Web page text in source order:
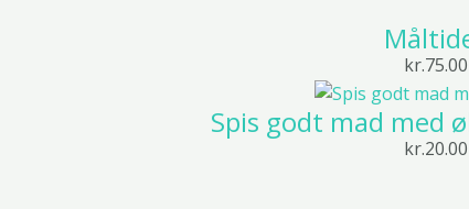
kr.75.00
Spis godt mad med
kr.20.00